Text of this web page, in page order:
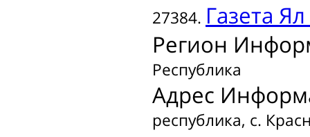
27384. Газета
Регион
Республика
Адрес
республика, с.